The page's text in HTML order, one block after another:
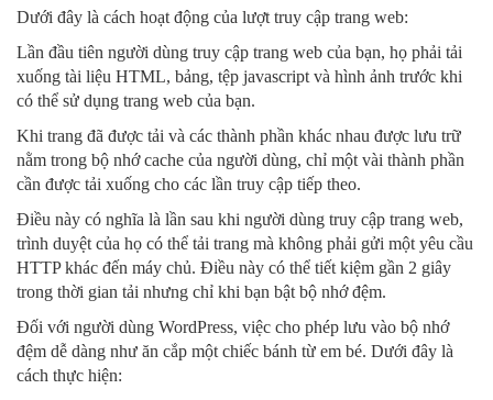
Dưới đây là cách hoạt động của lượt truy cập trang web:
Lần đầu tiên người dùng truy cập trang web của bạn, họ phải tải
xuống tài liệu HTML, bảng, tệp javascript và hình ảnh trước khi
có thể sử dụng trang web của bạn.
Khi trang đã được tải và các thành phần khác nhau được lưu trữ
nằm trong bộ nhớ cache của người dùng, chỉ một vài thành phần
cần được tải xuống cho các lần truy cập tiếp theo.
Điều này có nghĩa là lần sau khi người dùng truy cập trang web,
trình duyệt của họ có thể tải trang mà không phải gửi một yêu cầu
HTTP khác đến máy chủ. Điều này có thể tiết kiệm gần 2 giây
trong thời gian tải nhưng chỉ khi bạn bật bộ nhớ đệm.
Đối với người dùng WordPress, việc cho phép lưu vào bộ nhớ
đệm dễ dàng như ăn cắp một chiếc bánh từ em bé. Dưới đây là
cách thực hiện: